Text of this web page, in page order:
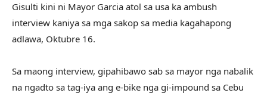
Gisulti kini ni Mayor Garcia atol sa usa ka ambush
interview kaniya sa mga sakop sa media kagahapong
adlawa, Oktubre 16.
Sa maong interview, gipahibawo sab sa mayor nga nabalik
na ngadto sa tag-iya ang e-bike nga gi-impound sa Cebu